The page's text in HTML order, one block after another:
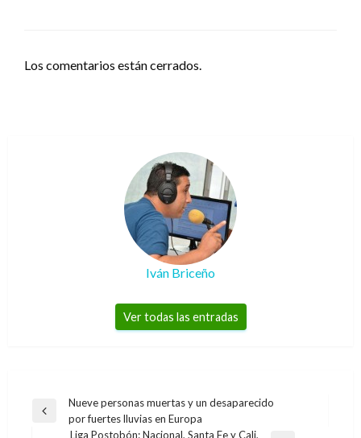
Los comentarios están cerrados.
Iván Briceño
Ver todas las entradas
Navegación
Entrada
Nueve personas muertas y un desaparecido
por fuertes lluvias en Europa
Liga Postobón: Nacional, Santa Fe y Cali,